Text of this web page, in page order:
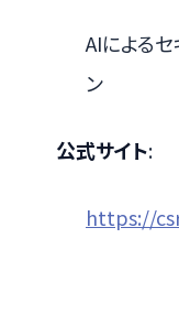
AIによる
ン
公式サイト:
https://